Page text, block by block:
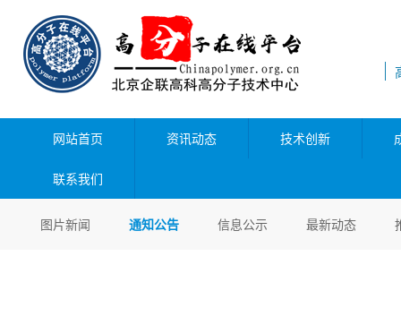
网站首页 资讯动态 技术创新
联系我们
图片新闻 通知公告 信息公示 最新动态